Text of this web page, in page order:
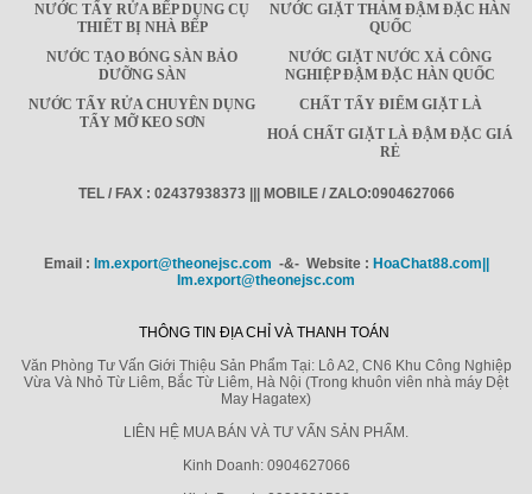
NƯỚC TẨY RỬA BẾP DỤNG CỤ
THIẾT BỊ NHÀ BẾP
NƯỚC GIẶT THẢM ĐẬM ĐẶC HÀN
QUỐC
NƯỚC TẠO BÓNG SÀN BẢO
DƯỠNG SÀN
NƯỚC GIẶT NƯỚC XẢ CÔNG
NGHIỆP ĐẬM ĐẶC HÀN QUỐC
NƯỚC TẨY RỬA CHUYÊN DỤNG
TẨY MỠ KEO SƠN
CHẤT TẨY ĐIỂM GIẶT LÀ
HOÁ CHẤT GIẶT LÀ ĐẬM ĐẶC GIÁ
RẺ
TEL / FAX : 02437938373 ||| MOBILE / ZALO:0904627066
Email : Im.export@theonejsc.com -&- Website : HoaChat88.com||
Im.export@theonejsc.com
THÔNG TIN ĐỊA CHỈ VÀ THANH TOÁN
Văn Phòng Tư Vấn Giới Thiệu Sản Phẩm Tại: Lô A2, CN6 Khu Công Nghiệp
Vừa Và Nhỏ Từ Liêm, Bắc Từ Liêm, Hà Nội (Trong khuôn viên nhà máy Dệt
May Hagatex)
LIÊN HỆ MUA BÁN VÀ TƯ VẤN SẢN PHẨM.
Kinh Doanh: 0904627066